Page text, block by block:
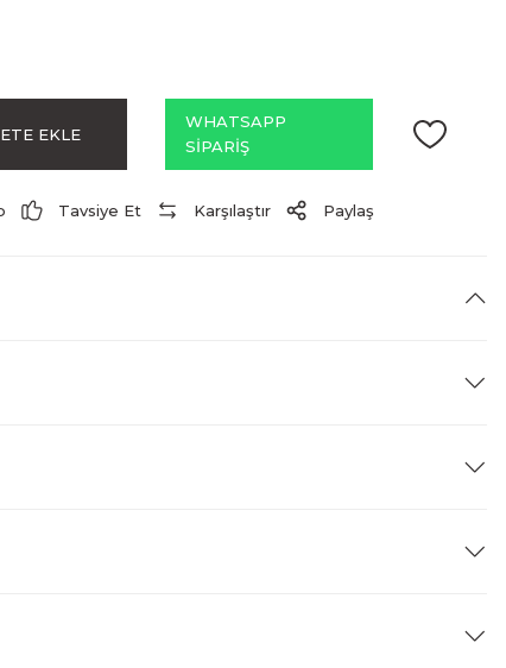
EKLE
WHATSAPP
SİPARİŞ
Tavsiye Et Karşılaştır Paylaş